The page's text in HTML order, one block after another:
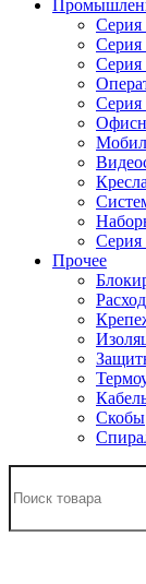
Серия
Серия
Серия
Серия
Серия
Прочее
Скобы